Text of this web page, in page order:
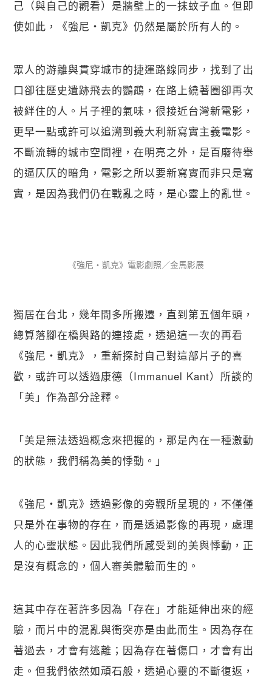
己（與自己的觀看）是牆壁上的一抹蚊子血。但即
使如此，《強尼・凱克》仍然是屬於所有人的。
眾人的游離與貫穿城市的捷運路線同步，找到了出
口卻往歷史遺跡飛去的鸚鵡，在路上繞著圈卻再次
被絆住的人。片子裡的氣味，很接近台灣新電影，
更早一點或許可以追溯到義大利新寫實主義電影。
不斷流轉的城市空間裡，在明亮之外，是百廢待舉
的逼仄仄的暗角，電影之所以要新寫實而非只是寫
實，是因為我們仍在戰亂之時，是心靈上的亂世。
《強尼・凱克》電影劇照／金馬影展
獨居在台北，幾年間多所搬遷，直到第五個年頭，
總算落腳在橋與路的連接處，透過這一次的再看
《強尼・凱克》，重新探討自己對這部片子的喜
歡，或許可以透過康德（Immanuel Kant）所談的
「美」作為部分詮釋。
「美是無法透過概念來把握的，那是內在一種激動
的狀態，我們稱為美的悸動。」
《強尼・凱克》透過影像的旁觀所呈現的，不僅僅
只是外在事物的存在，而是透過影像的再現，處理
人的心靈狀態。因此我們所感受到的美與悸動，正
是沒有概念的，個人審美體驗而生的。
這其中存在著許多因為「存在」才能延伸出來的經
驗，而片中的混亂與衝突亦是由此而生。因為存在
著過去，才會有逃離；因為存在著傷口，才會有出
走。但我們依然如頑石般，透過心靈的不斷復返，